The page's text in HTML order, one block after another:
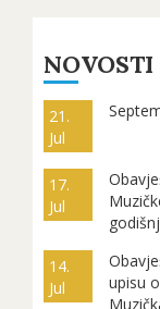
NOVOSTI
21.
Jul
17.
Jul
14.
Jul
upisu